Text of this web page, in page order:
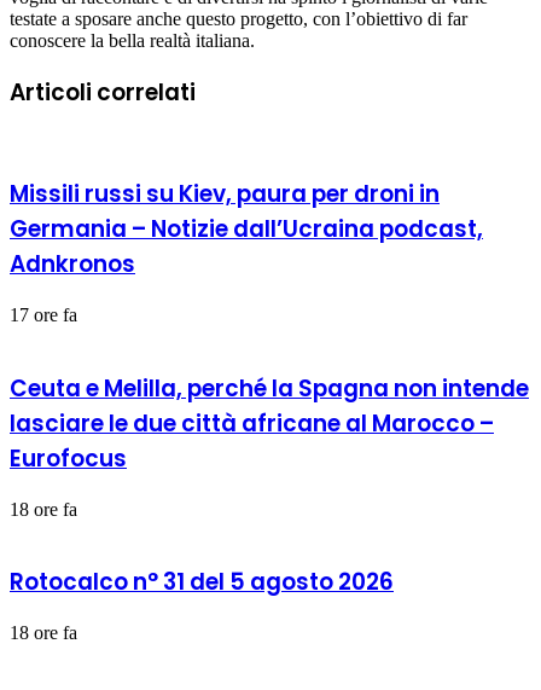
testate a sposare anche questo progetto, con l’obiettivo di far
conoscere la bella realtà italiana.
Articoli correlati
Missili russi su Kiev, paura per droni in
Germania – Notizie dall’Ucraina podcast,
Adnkronos
17 ore fa
Ceuta e Melilla, perché la Spagna non intende
lasciare le due città africane al Marocco –
Eurofocus
18 ore fa
Rotocalco n° 31 del 5 agosto 2026
18 ore fa